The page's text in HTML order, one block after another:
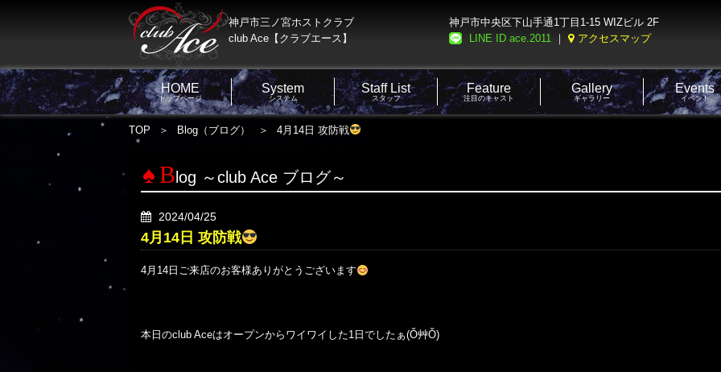
神戸市三ノ宮ホストクラブ
club Ace【クラブエース】
神戸市中央区下山手通1丁目1-15 WIZビル 2F
LINE ID ace.2011 ｜ アクセスマップ
HOME
トップページ
System
システム
Staff List
スタッフ
Feature
注目のキャスト
Gallery
ギャラリー
Events
イベント
TOP Blog（ブログ） 4月14日 攻防戦
B log ～club Ace ブログ～
2024/04/25
4月14日 攻防戦
4月14日ご来店のお客様ありがとうございます
本日のclub Aceはオープンからワイワイした1日でしたぁ(Ŏ艸Ŏ)